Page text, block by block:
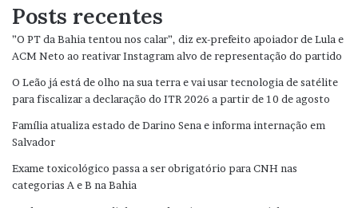
Posts recentes
”O PT da Bahia tentou nos calar”, diz ex-prefeito apoiador de Lula e
ACM Neto ao reativar Instagram alvo de representação do partido
O Leão já está de olho na sua terra e vai usar tecnologia de satélite
para fiscalizar a declaração do ITR 2026 a partir de 10 de agosto
Família atualiza estado de Darino Sena e informa internação em
Salvador
Exame toxicológico passa a ser obrigatório para CNH nas
categorias A e B na Bahia